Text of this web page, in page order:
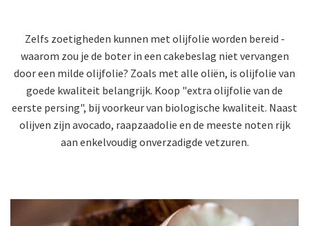
Zelfs zoetigheden kunnen met olijfolie worden bereid -
waarom zou je de boter in een cakebeslag niet vervangen
door een milde olijfolie? Zoals met alle oliën, is olijfolie van
goede kwaliteit belangrijk. Koop "extra olijfolie van de
eerste persing", bij voorkeur van biologische kwaliteit. Naast
olijven zijn avocado, raapzaadolie en de meeste noten rijk
aan enkelvoudig onverzadigde vetzuren.